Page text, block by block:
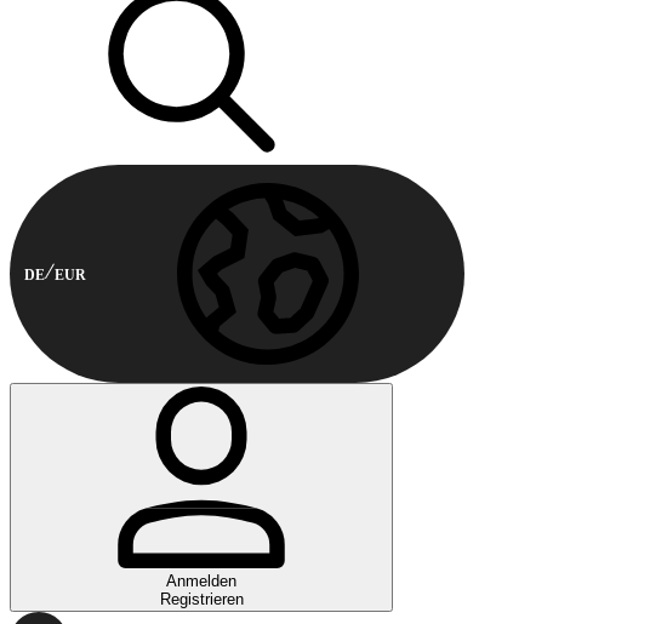
DE EUR
Anmelden
Registrieren